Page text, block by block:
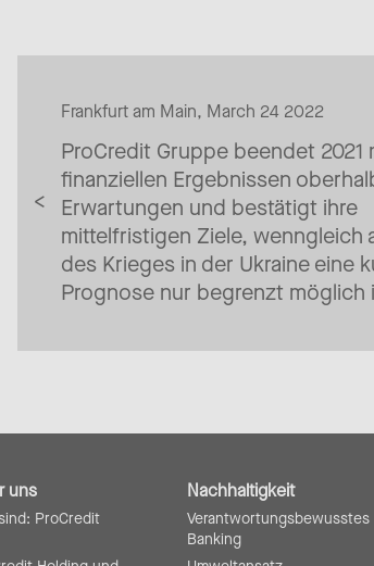
Frankfurt am Main, March 24 2022
ProCredit Gruppe beendet 2021
finanziellen Ergebnissen
Erwartungen und bestätigt ihre
mittelfristigen Ziele, wenngleich
des Krieges in der Ukraine eine
Prognose nur begrenzt möglich
uns
ProCredit
Nachhaltigkeit
Verantwortungsbewusstes
Banking